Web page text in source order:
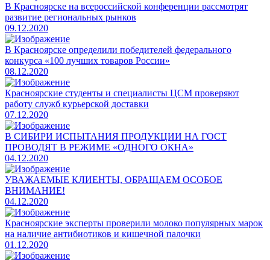
​В Красноярске на всероссийской конференции рассмотрят
развитие региональных рынков
09.12.2020
​В Красноярске определили победителей федерального
конкурса «100 лучших товаров России»
08.12.2020
​Красноярские студенты и специалисты ЦСМ проверяют
работу служб курьерской доставки
07.12.2020
В СИБИРИ ИСПЫТАНИЯ ПРОДУКЦИИ НА ГОСТ
ПРОВОДЯТ В РЕЖИМЕ «ОДНОГО ОКНА»
04.12.2020
​УВАЖАЕМЫЕ КЛИЕНТЫ, ОБРАЩАЕМ ОСОБОЕ
ВНИМАНИЕ!
04.12.2020
Красноярские эксперты проверили молоко популярных марок
на наличие антибиотиков и кишечной палочки
01.12.2020